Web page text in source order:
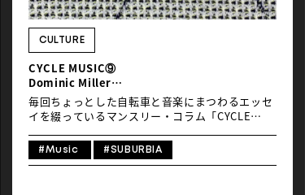
った方がいいでしょうか。そう、自転車に乗っ
て、あの頃のようにどこかへ出かけたくなる音
楽。 とりわけ印象的だったのは、「シャボン玉っ
てピースフルだな」と、あらためて感じさせてく
れたこと。僕は2年前の初夏、DJ仲間とアウトド
ア・キャンプに出かけたときに、美しい夕陽の逆
光の中で女性たちがシャボン玉を吹いていた光景
がフラッシュバックして、思わず写 […]
CULTURE
CYCLE MUSIC⑨
Dominic Miller
「Bicycle」
毎回ちょっとした自転車と音楽にまつわるエッセ
イを綴っているマンスリー・コラム「CYCLE
による、その名も「Bicycle」という曲を紹介し
ましょう。 アメリカ人の父とアイルランド人の母
#Music #SUBURBIA